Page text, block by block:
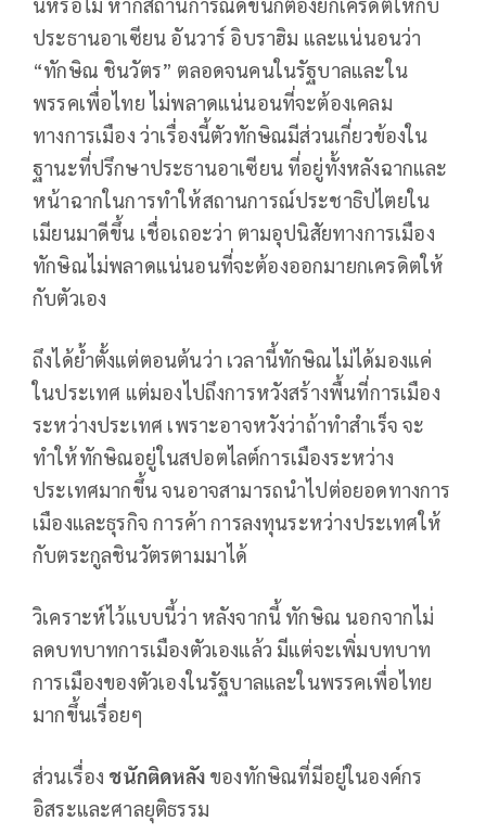
นี้หรือไม่ หากสถานการณ์ดีขึ้นก็ต้องยกเครดิตให้กับ
ประธานอาเซียน อันวาร์ อิบราฮิม และแน่นอนว่า
“ทักษิณ ชินวัตร” ตลอดจนคนในรัฐบาลและใน
พรรคเพื่อไทย ไม่พลาดแน่นอนที่จะต้องเคลม
ทางการเมือง ว่าเรื่องนี้ตัวทักษิณมีส่วนเกี่ยวข้องใน
ฐานะที่ปรึกษาประธานอาเซียน ที่อยู่ทั้งหลังฉากและ
หน้าฉากในการทำให้สถานการณ์ประชาธิปไตยใน
เมียนมาดีขึ้น เชื่อเถอะว่า ตามอุปนิสัยทางการเมือง
ทักษิณไม่พลาดแน่นอนที่จะต้องออกมายกเครดิตให้
กับตัวเอง
ถึงได้ย้ำตั้งแต่ตอนต้นว่า เวลานี้ทักษิณไม่ได้มองแค่
ในประเทศ แต่มองไปถึงการหวังสร้างพื้นที่การเมือง
ระหว่างประเทศ เพราะอาจหวังว่าถ้าทำสำเร็จ จะ
ทำให้ทักษิณอยู่ในสปอตไลต์การเมืองระหว่าง
ประเทศมากขึ้น จนอาจสามารถนำไปต่อยอดทางการ
เมืองและธุรกิจ การค้า การลงทุนระหว่างประเทศให้
กับตระกูลชินวัตรตามมาได้
วิเคราะห์ไว้แบบนี้ว่า หลังจากนี้ ทักษิณ นอกจากไม่
ลดบทบาทการเมืองตัวเองแล้ว มีแต่จะเพิ่มบทบาท
การเมืองของตัวเองในรัฐบาลและในพรรคเพื่อไทย
มากขึ้นเรื่อยๆ
ส่วนเรื่อง ชนักติดหลังของทักษิณที่มีอยู่ในองค์กร
อิสระและศาลยุติธรรม